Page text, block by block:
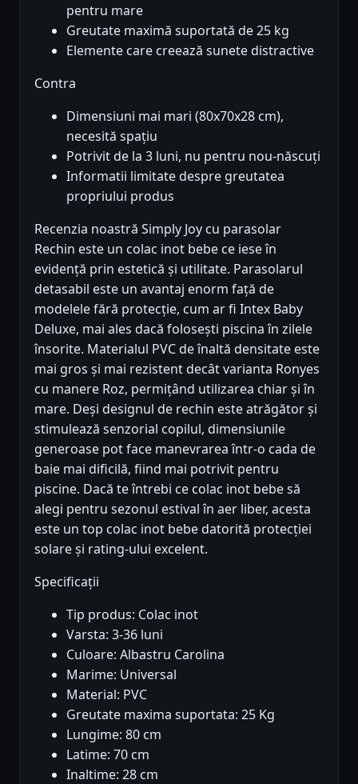
pentru mare
Greutate maximă suportată de 25 kg
Elemente care creează sunete distractive
Contra
Dimensiuni mai mari (80x70x28 cm),
necesită spațiu
Potrivit de la 3 luni, nu pentru nou-născuți
Informatii limitate despre greutatea
propriului produs
Recenzia noastră Simply Joy cu parasolar
Rechin este un colac inot bebe ce iese în
evidență prin estetică și utilitate. Parasolarul
detasabil este un avantaj enorm față de
modelele fără protecție, cum ar fi Intex Baby
Deluxe, mai ales dacă folosești piscina în zilele
însorite. Materialul PVC de înaltă densitate este
mai gros și mai rezistent decât varianta Ronyes
cu manere Roz, permițând utilizarea chiar și în
mare. Deși designul de rechin este atrăgător și
stimulează senzorial copilul, dimensiunile
generoase pot face manevrarea într-o cada de
baie mai dificilă, fiind mai potrivit pentru
piscine. Dacă te întrebi ce colac inot bebe să
alegi pentru sezonul estival în aer liber, acesta
este un top colac inot bebe datorită protecției
solare și rating-ului excelent.
Specificații
Tip produs: Colac inot
Varsta: 3-36 luni
Culoare: Albastru Carolina
Marime: Universal
Material: PVC
Greutate maxima suportata: 25 Kg
Lungime: 80 cm
Latime: 70 cm
Inaltime: 28 cm